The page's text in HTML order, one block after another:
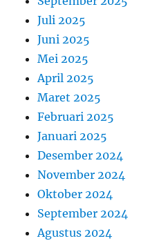
Juli 2025
Juni 2025
Mei 2025
April 2025
Maret 2025
Februari 2025
Januari 2025
Desember 2024
November 2024
Oktober 2024
September 2024
Agustus 2024